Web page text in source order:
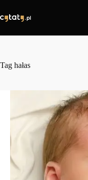
treści
Tag hałas